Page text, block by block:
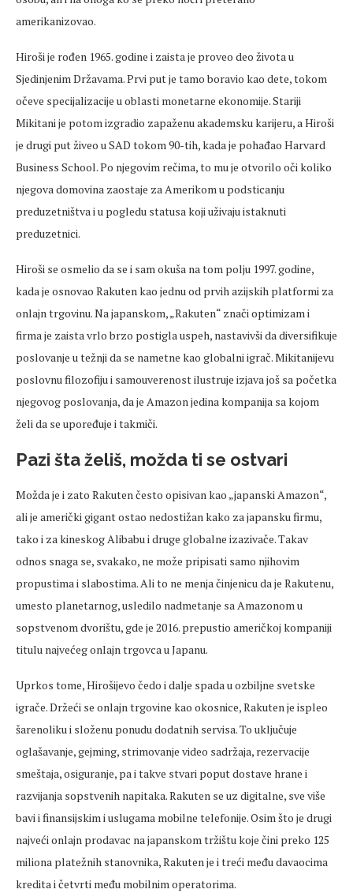
amerikanizovao.
Hiroši je rođen 1965. godine i zaista je proveo deo života u
Sjedinjenim Državama. Prvi put je tamo boravio kao dete, tokom
očeve specijalizacije u oblasti monetarne ekonomije. Stariji
Mikitani je potom izgradio zapaženu akademsku karijeru, a Hiroši
je drugi put živeo u SAD tokom 90-tih, kada je pohađao Harvard
Business School. Po njegovim rečima, to mu je otvorilo oči koliko
njegova domovina zaostaje za Amerikom u podsticanju
preduzetništva i u pogledu statusa koji uživaju istaknuti
preduzetnici.
Hiroši se osmelio da se i sam okuša na tom polju 1997. godine,
kada je osnovao Rakuten kao jednu od prvih azijskih platformi za
onlajn trgovinu. Na japanskom, „Rakuten“ znači optimizam i
firma je zaista vrlo brzo postigla uspeh, nastavivši da diversifikuje
poslovanje u težnji da se nametne kao globalni igrač. Mikitanijevu
poslovnu filozofiju i samouverenost ilustruje izjava još sa početka
njegovog poslovanja, da je Amazon jedina kompanija sa kojom
želi da se upoređuje i takmiči.
Pazi šta želiš, možda ti se ostvari
Možda je i zato Rakuten često opisivan kao „japanski Amazon“,
ali je američki gigant ostao nedostižan kako za japansku firmu,
tako i za kineskog Alibabu i druge globalne izazivače. Takav
odnos snaga se, svakako, ne može pripisati samo njihovim
propustima i slabostima. Ali to ne menja činjenicu da je Rakutenu,
umesto planetarnog, usledilo nadmetanje sa Amazonom u
sopstvenom dvorištu, gde je 2016. prepustio američkoj kompaniji
titulu najvećeg onlajn trgovca u Japanu.
Uprkos tome, Hirošijevo čedo i dalje spada u ozbiljne svetske
igrače. Držeći se onlajn trgovine kao okosnice, Rakuten je ispleo
šarenoliku i složenu ponudu dodatnih servisa. To uključuje
oglašavanje, gejming, strimovanje video sadržaja, rezervacije
smeštaja, osiguranje, pa i takve stvari poput dostave hrane i
razvijanja sopstvenih napitaka. Rakuten se uz digitalne, sve više
bavi i finansijskim i uslugama mobilne telefonije. Osim što je drugi
najveći onlajn prodavac na japanskom tržištu koje čini preko 125
miliona platežnih stanovnika, Rakuten je i treći među davaocima
kredita i četvrti među mobilnim operatorima.